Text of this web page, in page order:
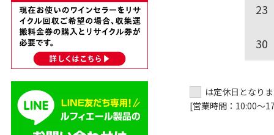
23
30
は定休日となり
[営業時間：10:00～